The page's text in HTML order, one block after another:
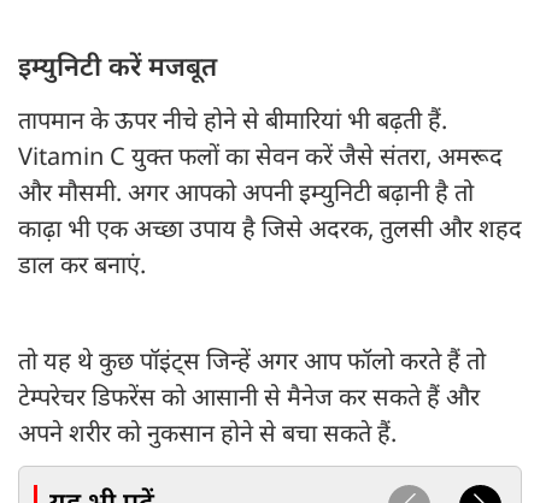
इम्युनिटी करें मजबूत
तापमान के ऊपर नीचे होने से बीमारियां भी बढ़ती हैं.
Vitamin C युक्त फलों का सेवन करें जैसे संतरा, अमरूद
और मौसमी. अगर आपको अपनी इम्युनिटी बढ़ानी है तो
काढ़ा भी एक अच्छा उपाय है जिसे अदरक, तुलसी और शहद
डाल कर बनाएं.
तो यह थे कुछ पॉइंट्स जिन्हें अगर आप फॉलो करते हैं तो
टेम्परेचर डिफरेंस को आसानी से मैनेज कर सकते हैं और
अपने शरीर को नुकसान होने से बचा सकते हैं.